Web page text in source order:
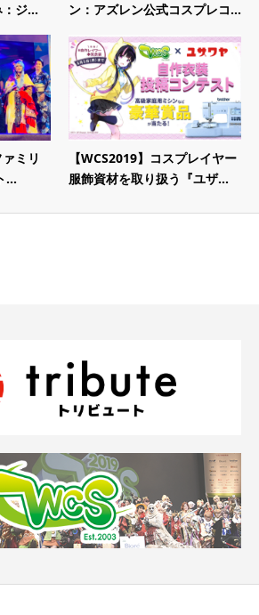
ジ...
ン：アズレン公式コスプレコ...
ミリ
...
【WCS2019】コスプレイヤー
服飾資材を取り扱う『ユザ...